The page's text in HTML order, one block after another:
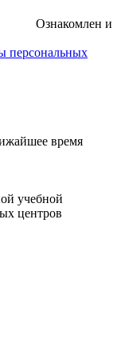
Ознакомлен и
персональных
время
учебной
центров